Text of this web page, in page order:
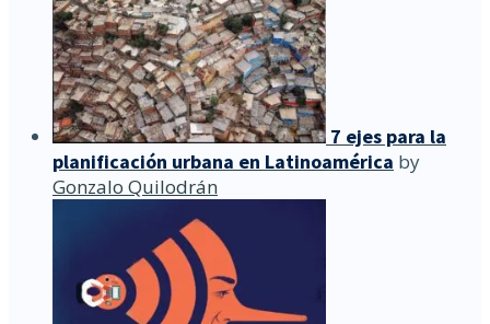
7 ejes para la
planificación urbana en Latinoamérica by
Gonzalo Quilodrán